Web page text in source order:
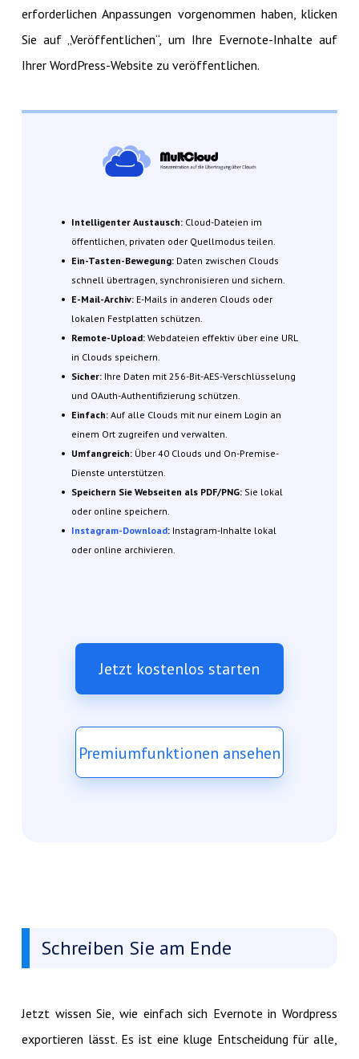
erforderlichen Anpassungen vorgenommen haben, klicken
Sie auf „Veröffentlichen“, um Ihre Evernote-Inhalte auf
Ihrer WordPress-Website zu veröffentlichen.
Intelligenter Austausch: Cloud-Dateien im
öffentlichen, privaten oder Quellmodus teilen.
Ein-Tasten-Bewegung: Daten zwischen Clouds
schnell übertragen, synchronisieren und sichern.
E-Mail-Archiv: E-Mails in anderen Clouds oder
lokalen Festplatten schützen.
Remote-Upload: Webdateien effektiv über eine URL
in Clouds speichern.
Sicher: Ihre Daten mit 256-Bit-AES-Verschlüsselung
und OAuth-Authentifizierung schützen.
Einfach: Auf alle Clouds mit nur einem Login an
einem Ort zugreifen und verwalten.
Umfangreich: Über 40 Clouds und On-Premise-
Dienste unterstützen.
Speichern Sie Webseiten als PDF/PNG: Sie lokal
oder online speichern.
Instagram-Download: Instagram-Inhalte lokal
oder online archivieren.
Jetzt kostenlos starten
Premiumfunktionen ansehen
Schreiben Sie am Ende
Jetzt wissen Sie, wie einfach sich Evernote in Wordpress
exportieren lässt. Es ist eine kluge Entscheidung für alle,